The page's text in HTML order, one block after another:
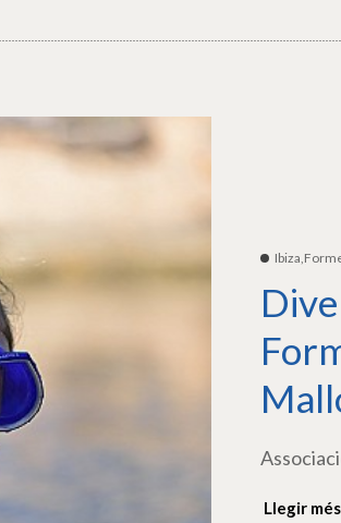
Llegir més